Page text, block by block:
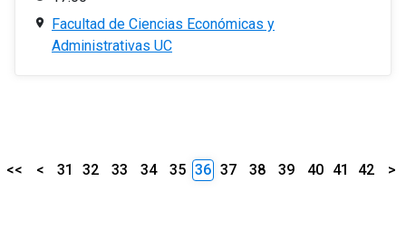
Facultad de Ciencias Económicas y
Administrativas UC
<< < 31 32 33 34 35 36 37 38 39 40 41 42 >